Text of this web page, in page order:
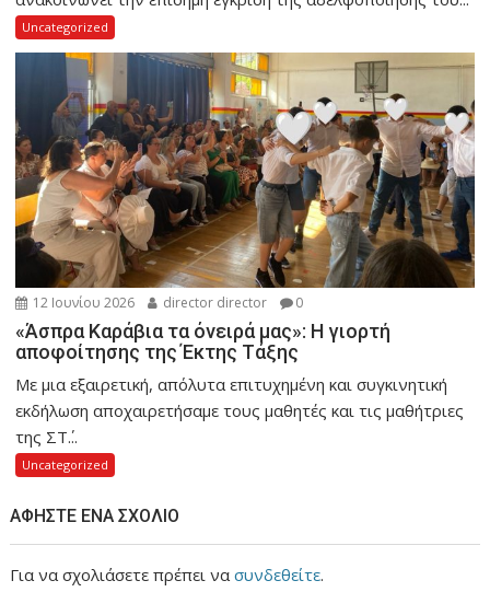
Uncategorized
12 Ιουνίου 2026 director director 0
«Άσπρα Καράβια τα όνειρά μας»: Η γιορτή
αποφοίτησης της Έκτης Τάξης
Με μια εξαιρετική, απόλυτα επιτυχημένη και συγκινητική
εκδήλωση αποχαιρετήσαμε τους μαθητές και τις μαθήτριες
της ΣΤ΄...
Uncategorized
ΑΦΉΣΤΕ ΈΝΑ ΣΧΌΛΙΟ
Για να σχολιάσετε πρέπει νασυνδεθείτε.